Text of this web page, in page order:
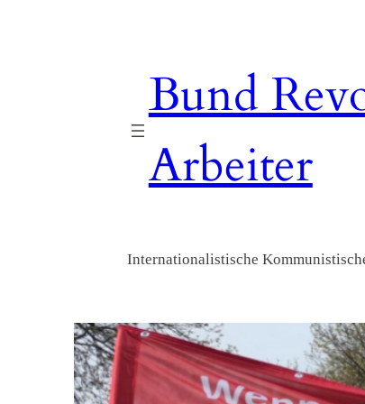
Bund
Arbeiter
Internationalistische